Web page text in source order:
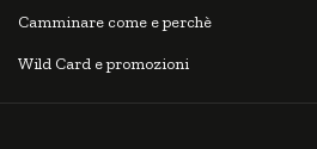
Camminare come e perchè
Wild Card e promozioni